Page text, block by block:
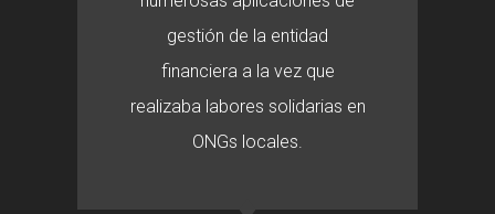
gestión de la entidad
financiera a la vez que
realizaba labores solidarias en
ONGs locales.